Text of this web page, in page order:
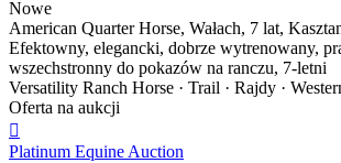
Nowe
American Quarter Horse, Wałach, 7 lat,
Efektowny, elegancki, dobrze wytrenowany,
wszechstronny do pokazów na ranczu, 7-letni
Versatility Ranch Horse · Trail · Rajdy ·
Oferta na aukcji

Platinum Equine Auction